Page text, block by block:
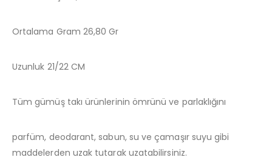
Ortalama Gram 26,80 Gr
Uzunluk 21/22 CM
Tüm gümüş takı ürünlerinin ömrünü ve parlaklığını
parfüm, deodarant, sabun, su ve çamaşır suyu gibi
maddelerden uzak tutarak uzatabilirsiniz.